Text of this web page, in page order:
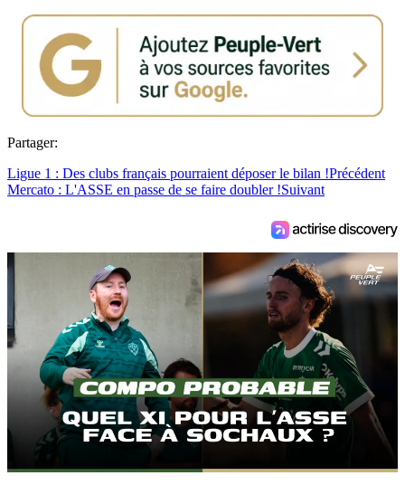
Partager:
Ligue 1 : Des clubs français pourraient déposer le bilan !Précédent
Mercato : L'ASSE en passe de se faire doubler !Suivant